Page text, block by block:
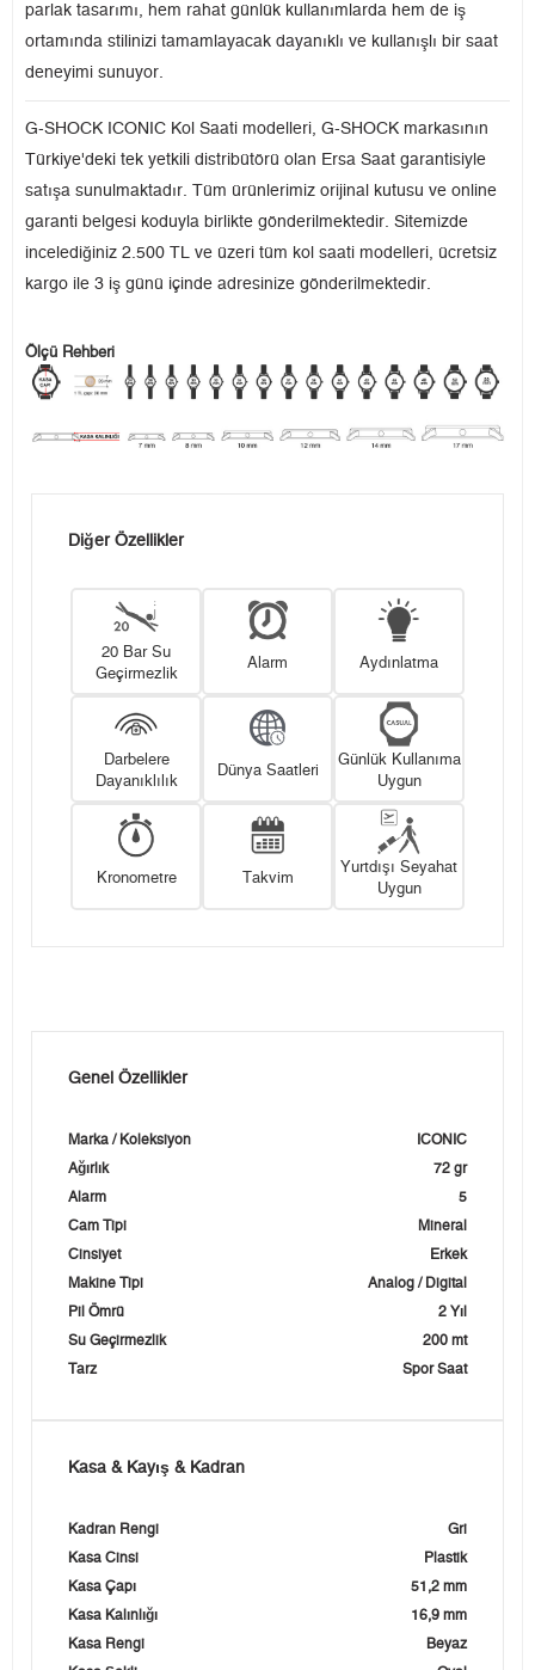
parlak tasarımı, hem rahat günlük kullanımlarda hem de iş
ortamında stilinizi tamamlayacak dayanıklı ve kullanışlı bir saat
deneyimi sunuyor.
G-SHOCK ICONIC Kol Saati modelleri, G-SHOCK markasının
Türkiye'deki tek yetkili distribütörü olan Ersa Saat garantisiyle
satışa sunulmaktadır. Tüm ürünlerimiz orijinal kutusu ve online
garanti belgesi koduyla birlikte gönderilmektedir. Sitemizde
incelediğiniz 2.500 TL ve üzeri tüm kol saati modelleri, ücretsiz
kargo ile 3 iş günü içinde adresinize gönderilmektedir.
Ölçü Rehberi
Diğer Özellikler
20 Bar Su
Geçirmezlik
Alarm Aydınlatma
Darbelere
Dayanıklılık
Dünya Saatleri
Günlük Kullanıma
Uygun
Kronometre Takvim
Yurtdışı Seyahat
Uygun
Genel Özellikler
Marka / Koleksiyon
ICONIC
Ağırlık
72 gr
Alarm
5
Cam Tipi
Mineral
Cinsiyet
Erkek
Makine Tipi
Analog / Digital
Pil Ömrü
2 Yıl
Su Geçirmezlik
200 mt
Tarz
Spor Saat
Kasa & Kayış & Kadran
Kadran Rengi
Gri
Kasa Cinsi
Plastik
Kasa Çapı
51,2 mm
Kasa Kalınlığı
16,9 mm
Kasa Rengi
Beyaz